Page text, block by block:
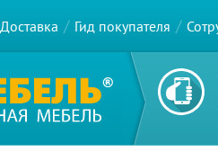
Доставка Гид покупателя